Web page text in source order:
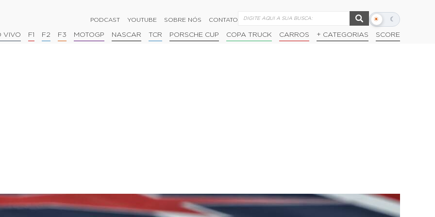
PODCAST YOUTUBE SOBRE NÓS CONTATO ☀ ☾
Alternar
escuro
VIVO F1 F2 F3 MOTOGP NASCAR TCR PORSCHE CUP COPA TRUCK CARROS + CATEGORIAS SCORE